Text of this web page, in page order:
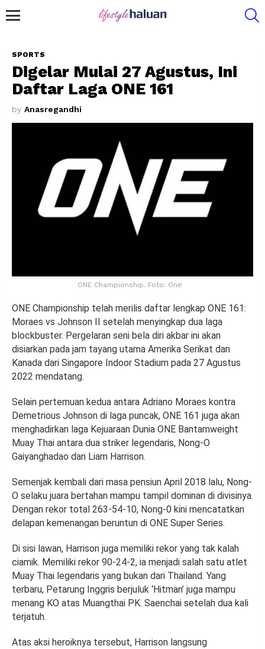
SPORTS
Digelar Mulai 27 Agustus, Ini
Daftar Laga ONE 161
by Anasregandhi
ONE Championship. Foto: One
ONE Championship telah merilis daftar lengkap ONE 161:
Moraes vs Johnson II setelah menyingkap dua laga
blockbuster. Pergelaran seni bela diri akbar ini akan
disiarkan pada jam tayang utama Amerika Serikat dan
Kanada dari Singapore Indoor Stadium pada 27 Agustus
2022 mendatang.
Selain pertemuan kedua antara Adriano Moraes kontra
Demetrious Johnson di laga puncak, ONE 161 juga akan
menghadirkan laga Kejuaraan Dunia ONE Bantamweight
Muay Thai antara dua striker legendaris, Nong-O
Gaiyanghadao dan Liam Harrison.
Semenjak kembali dari masa pensiun April 2018 lalu, Nong-
O selaku juara bertahan mampu tampil dominan di divisinya.
Dengan rekor total 263-54-10, Nong-0 kini mencatatkan
delapan kemenangan beruntun di ONE Super Series.
Di sisi lawan, Harrison juga memiliki rekor yang tak kalah
ciamik. Memiliki rekor 90-24-2, ia menjadi salah satu atlet
Muay Thai legendaris yang bukan dari Thailand. Yang
terbaru, Petarung Inggris berjuluk ‘Hitman’ juga mampu
menang KO atas Muangthai PK. Saenchai setelah dua kali
terjatuh.
Atas aksi heroiknya tersebut, Harrison langsung